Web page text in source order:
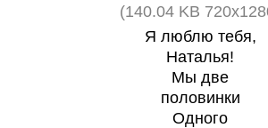
(140.04 KB
Я люблю тебя,
Наталья!
Мы две
половинки
Одного